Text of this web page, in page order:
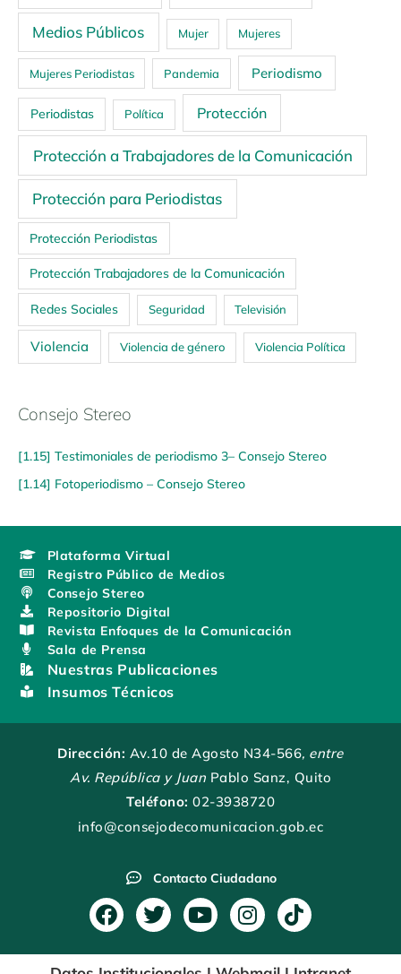
Medios Públicos Mujer Mujeres
Mujeres Periodistas Pandemia Periodismo
Periodistas Política Protección
Protección a Trabajadores de la Comunicación
Protección para Periodistas
Protección Periodistas
Protección Trabajadores de la Comunicación
Redes Sociales Seguridad Televisión
Violencia Violencia de género Violencia Política
Consejo Stereo
[1.15] Testimoniales de periodismo 3– Consejo Stereo
[1.14] Fotoperiodismo – Consejo Stereo
Plataforma Virtual
Registro Público de Medios
Consejo Stereo
Repositorio Digital
Revista Enfoques de la Comunicación
Sala de Prensa
Nuestras Publicaciones
Insumos Técnicos
Dirección: Av.10 de Agosto N34-566, entre
Av. República y Juan Pablo Sanz, Quito
Teléfono: 02-3938720
info@consejodecomunicacion.gob.ec
Contacto Ciudadano
F
a
c
T
w
i
Y
o
u
I
n
s
T
i
k